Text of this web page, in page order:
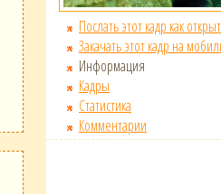
Послать этот кадр как
Закачать этот кадр на
Информация
Кадры
Статистика
Комментарии